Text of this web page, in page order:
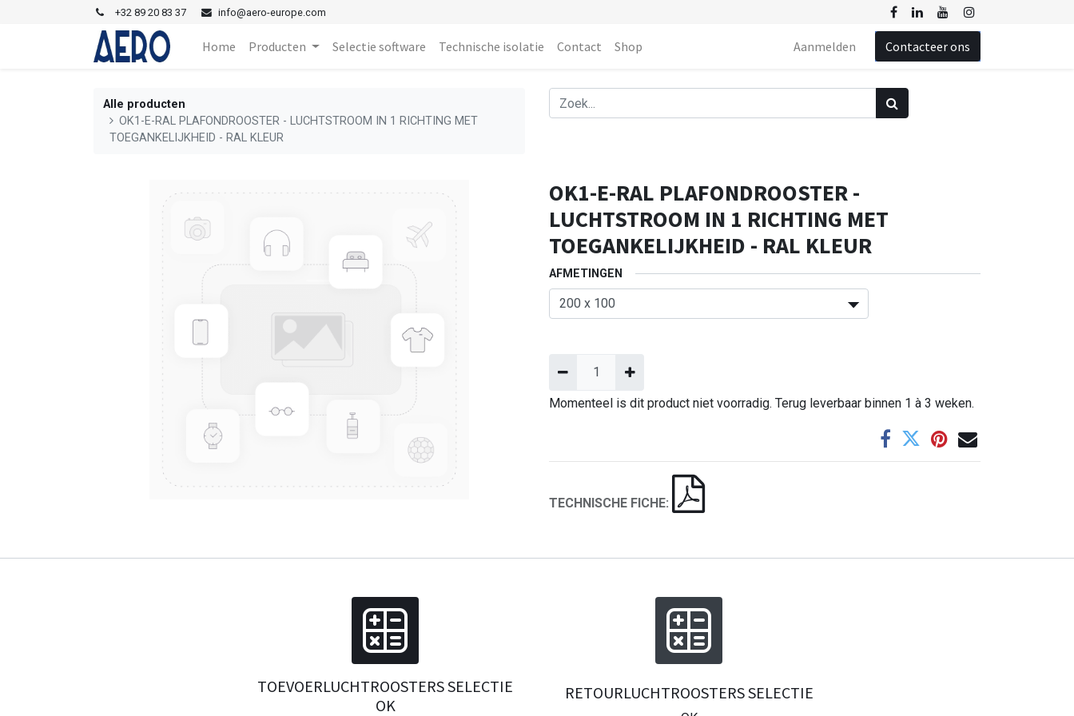
+32 89 20 83 37 info@aero-europe.com
Home Producten Selectie software Technische isolatie Contact Shop Aanmelden Contacteer ons
Alle producten
OK1-E-RAL PLAFONDROOSTER - LUCHTSTROOM IN 1 RICHTING MET
TOEGANKELIJKHEID - RAL KLEUR
OK1-E-RAL PLAFONDROOSTER -
LUCHTSTROOM IN 1 RICHTING MET
TOEGANKELIJKHEID - RAL KLEUR
AFMETINGEN
Momenteel is dit product niet voorradig. Terug leverbaar binnen 1 à 3 weken.
TECHNISCHE FICHE:
TOEVOERLUCHTROOSTERS SELECTIE
OK
RETOURLUCHTROOSTERS SELECTIE